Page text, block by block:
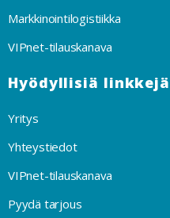
Markkinointilogistiikka
VIPnet-tilauskanava
Hyödyllisiä linkkejä
Yritys
Yhteystiedot
VIPnet-tilauskanava
Pyydä tarjous